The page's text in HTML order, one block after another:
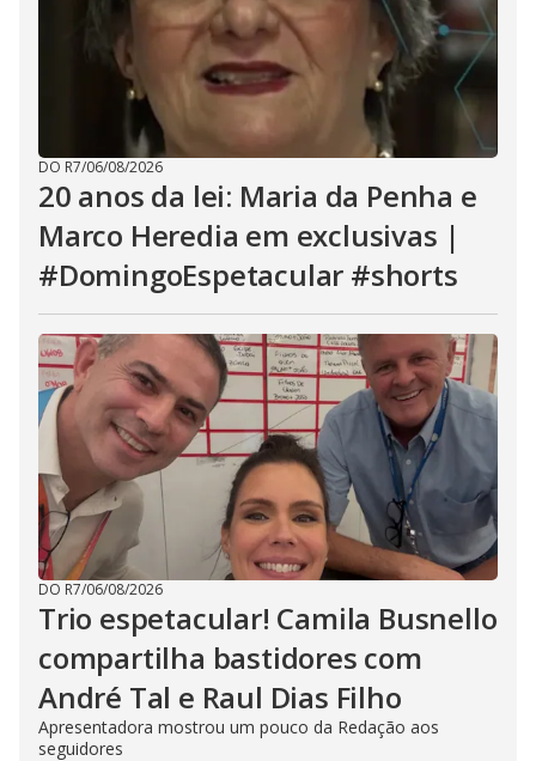
DO R7/06/08/2026
20 anos da lei: Maria da Penha e
Marco Heredia em exclusivas |
#DomingoEspetacular #shorts
DO R7/06/08/2026
Trio espetacular! Camila Busnello
compartilha bastidores com
André Tal e Raul Dias Filho
Apresentadora mostrou um pouco da Redação aos
seguidores